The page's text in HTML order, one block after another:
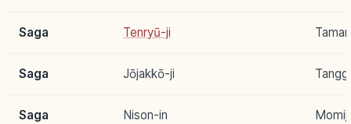
Saga Tenryū-ji
Saga Jōjakkō-ji
Saga Nison-in